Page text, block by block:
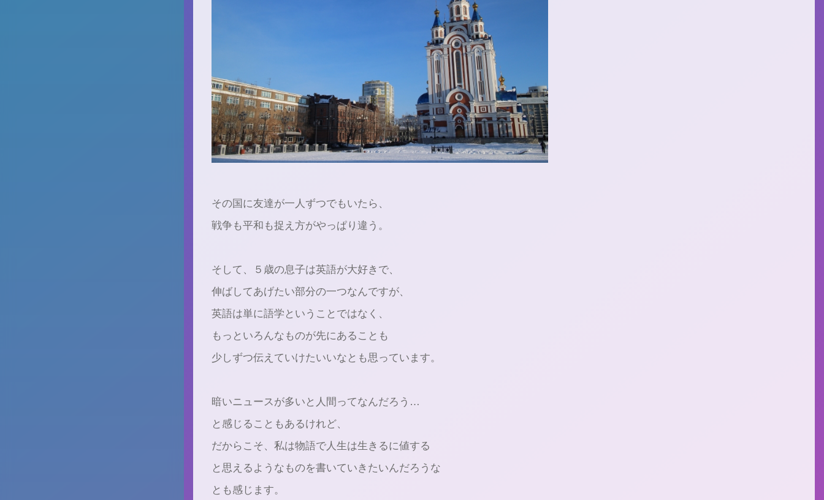
⁡その国に友達が一人ずつでもいたら、
戦争も平和も捉え方がやっぱり違う。
⁡そして、５歳の息子は英語が大好きで、
伸ばしてあげたい部分の一つなんですが、
英語は単に語学ということではなく、
もっといろんなものが先にあることも
少しずつ伝えていけたいいなとも思っています。
⁡暗いニュースが多いと人間ってなんだろう…
と感じることもあるけれど、
だからこそ、私は物語で人生は生きるに値する
と思えるようなものを書いていきたいんだろうな
とも感じます。